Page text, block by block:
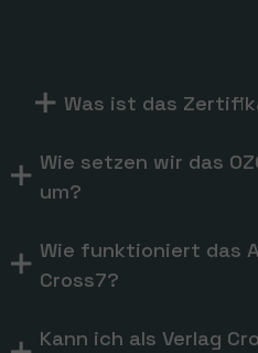
Was ist das
Wie setzen wir das
um?
Wie funktioniert das
Cross7?
Kann ich als Verlag